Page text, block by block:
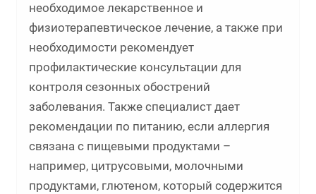
необходимое лекарственное и
физиотерапевтическое лечение, а также при
необходимости рекомендует
профилактические консультации для
контроля сезонных обострений
заболевания. Также специалист дает
рекомендации по питанию, если аллергия
связана с пищевыми продуктами –
например, цитрусовыми, молочными
продуктами, глютеном, который содержится